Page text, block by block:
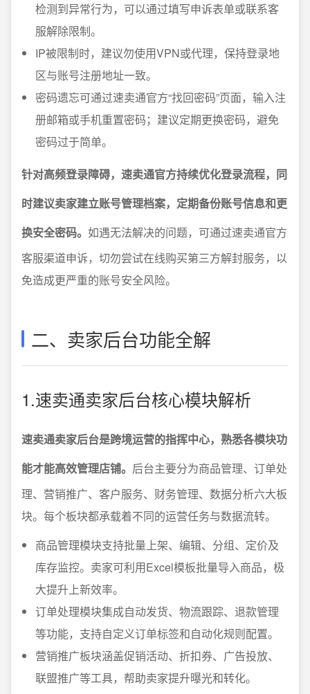
检测到异常行为，可以通过填写申诉表单或联系客
服解除限制。
IP被限制时，建议勿使用VPN或代理，保持登录地
区与账号注册地址一致。
密码遗忘可通过速卖通官方“找回密码”页面，输入注
册邮箱或手机重置密码；建议定期更换密码，避免
密码过于简单。
针对高频登录障碍，速卖通官方持续优化登录流程，同
时建议卖家建立账号管理档案，定期备份账号信息和更
换安全密码。 如遇无法解决的问题，可通过速卖通官方
客服渠道申诉，切勿尝试在线购买第三方解封服务，以
免造成更严重的账号安全风险。
二、卖家后台功能全解
1.速卖通卖家后台核心模块解析
速卖通卖家后台是跨境运营的指挥中心，熟悉各模块功
能才能高效管理店铺。 后台主要分为商品管理、订单处
理、营销推广、客户服务、财务管理、数据分析六大板
块。每个板块都承载着不同的运营任务与数据流转。
商品管理模块支持批量上架、编辑、分组、定价及
库存监控。卖家可利用Excel模板批量导入商品，极
大提升上新效率。
订单处理模块集成自动发货、物流跟踪、退款管理
等功能，支持自定义订单标签和自动化规则配置。
营销推广板块涵盖促销活动、折扣券、广告投放、
联盟推广等工具，帮助卖家提升曝光和转化。